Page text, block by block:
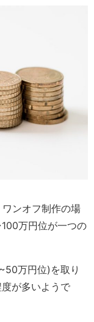
ンオフ制作の場
万円位が一つの
万円位)を取り
が多いようで